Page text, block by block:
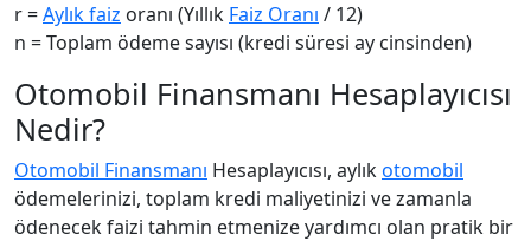
r =Aylık faiz oranı (Yıllık Faiz Oranı / 12)
n = Toplam ödeme sayısı (kredi süresi ay cinsinden)
Otomobil Finansmanı Hesaplayıcısı
Nedir?
Otomobil Finansmanı Hesaplayıcısı, aylıkotomobil
ödemelerinizi, toplam kredi maliyetinizi ve zamanla
ödenecek faizi tahmin etmenize yardımcı olan pratik bir